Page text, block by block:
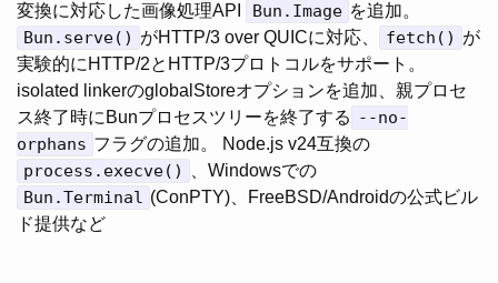
変換に対応した画像処理API
Bun.Image を追加。
Bun.serve() がHTTP/3 over QUICに対応、 fetch() が
実験的にHTTP/2とHTTP/3プロトコルをサポート。
isolated linkerのglobalStoreオプションを追加、親プロセ
ス終了時にBunプロセスツリーを終了する --no-
orphans フラグの追加。 Node.js v24互換の
process.execve() 、Windowsでの
Bun.Terminal (ConPTY)、FreeBSD/Androidの公式ビル
ド提供など